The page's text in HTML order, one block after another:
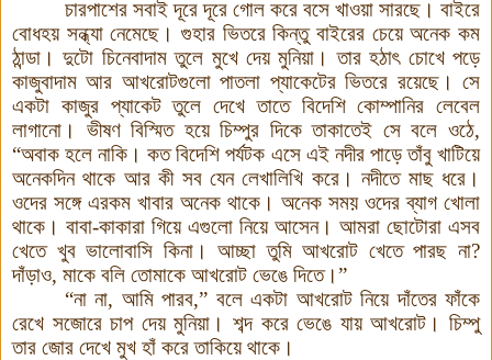
চারপাশের সবাই দূরে দূরে গোল করে বসে খাওয়া সারছে। বাইরে
বোধহয় সন্ধ্যা নেমেছে। গুহার ভিতরে কিন্তু বাইরের চেয়ে অনেক কম
ঠান্ডা। দুটো চিনেবাদাম তুলে মুখে দেয় মুনিয়া। তার হঠাৎ চোখে পড়ে
কাজুবাদাম আর আখরোটগুলো পাতলা প্যাকেটের ভিতরে রয়েছে। সে
একটা কাজুর প্যাকেট তুলে দেখে তাতে বিদেশি কোম্পানির লেবেল
লাগানো। ভীষণ বিস্মিত হয়ে চিম্পুর দিকে তাকাতেই সে বলে ওঠে,
“অবাক হলে নাকি। কত বিদেশি পর্যটক এসে এই নদীর পাড়ে তাঁবু খাটিয়ে
অনেকদিন থাকে আর কী সব যেন লেখালিখি করে। নদীতে মাছ ধরে।
ওদের সঙ্গেএরকম খাবার অনেক থাকে। অনেক সময় ওদের ব্যাগ খোলা
থাকে। বাবা-কাকারা গিয়ে এগুলো নিয়ে আসেন। আমরা ছোটোরা এসব
খেতে খুব ভালোবাসি কিনা।
আচ্ছা তুমি আখরোট খেতে পারছ না?
দাঁড়াও, মাকে বলি তোমাকে আখরোট ভেঙে দিতে।”
“না না, আমি পারব,” বলে একটা আখরোট নিয়ে দাঁতের ফাঁকে
রেখে সজোরে চাপ দেয় মুনিয়া। শব্দ করে ভেঙে যায় আখরোট ।চিম্পু
তার জোর দেখে মুখ হাঁ করে তাকিয়ে থাকে।